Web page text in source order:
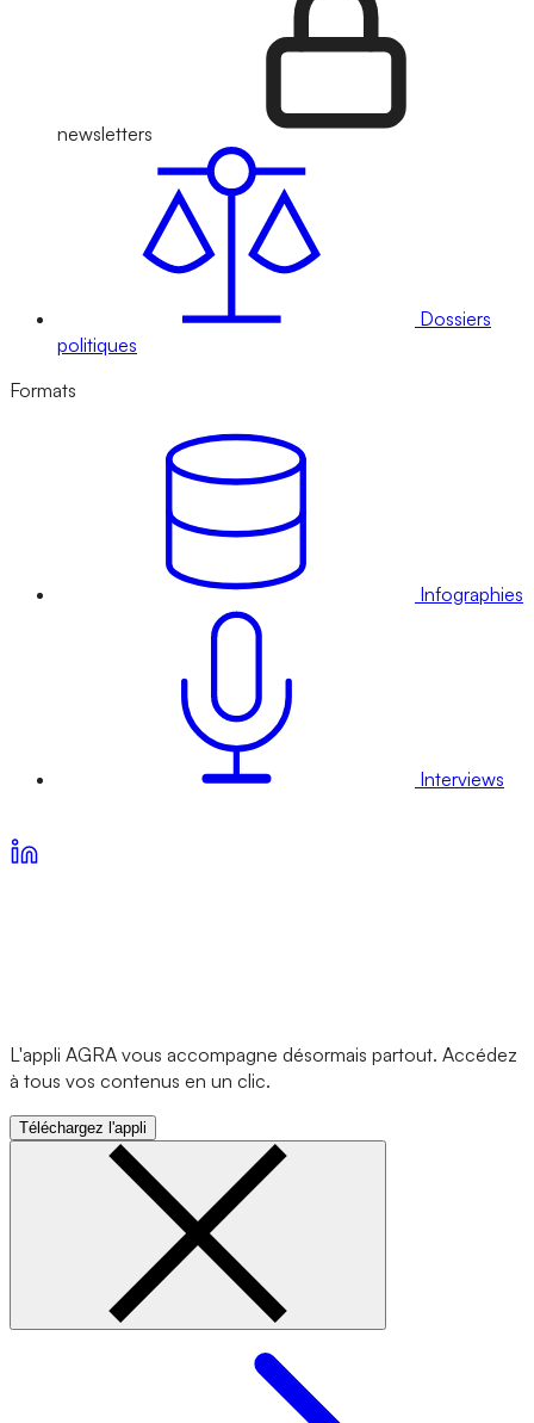
newsletters
Dossiers
politiques
Formats
Infographies
Interviews
L'appli AGRA vous accompagne désormais partout. Accédez
à tous vos contenus en un clic.
Téléchargez l'appli